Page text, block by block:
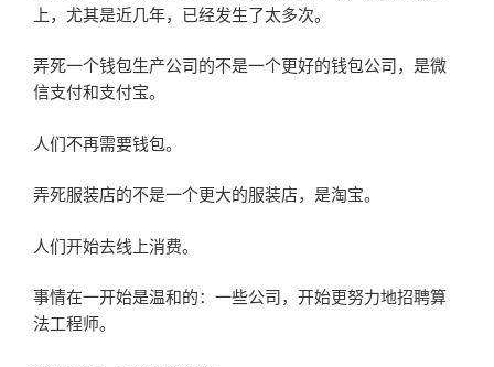
上，尤其是近几年，已经发生了太多次。
弄死一个钱包生产公司的不是一个更好的钱包公司，是微
信支付和支付宝。
人们不再需要钱包。
弄死服装店的不是一个更大的服装店，是淘宝。
人们开始去线上消费。
事情在一开始是温和的：一些公司，开始更努力地招聘算
法工程师。